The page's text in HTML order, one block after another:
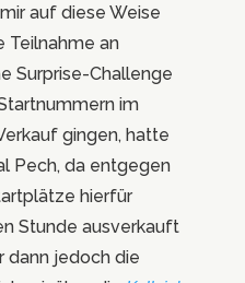
auf diese Weise
Teilnahme an
Surprise-Challenge
im
gingen, hatte
Pech, da entgegen
hierfür
Stunde ausverkauft
dann jedoch die